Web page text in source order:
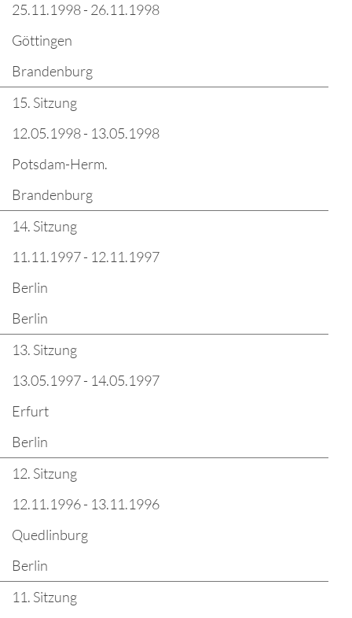
25.11.1998 - 26.11.1998
Göttingen
Brandenburg
15. Sitzung
12.05.1998 - 13.05.1998
Potsdam-Herm.
Brandenburg
14. Sitzung
11.11.1997 - 12.11.1997
Berlin
Berlin
13. Sitzung
13.05.1997 - 14.05.1997
Erfurt
Berlin
12. Sitzung
12.11.1996 - 13.11.1996
Quedlinburg
Berlin
11. Sitzung